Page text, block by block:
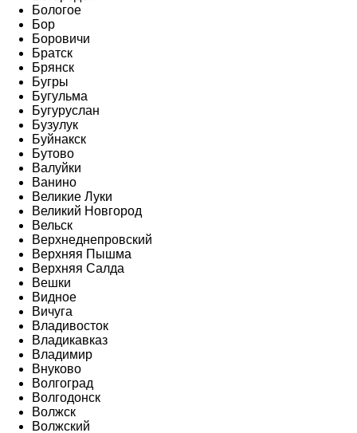
Бологое
Бор
Боровичи
Братск
Брянск
Бугры
Бугульма
Бугуруслан
Бузулук
Буйнакск
Бутово
Валуйки
Ванино
Великие Луки
Великий Новгород
Вельск
Верхнеднепровский
Верхняя Пышма
Верхняя Салда
Вешки
Видное
Вичуга
Владивосток
Владикавказ
Владимир
Внуково
Волгоград
Волгодонск
Волжск
Волжский